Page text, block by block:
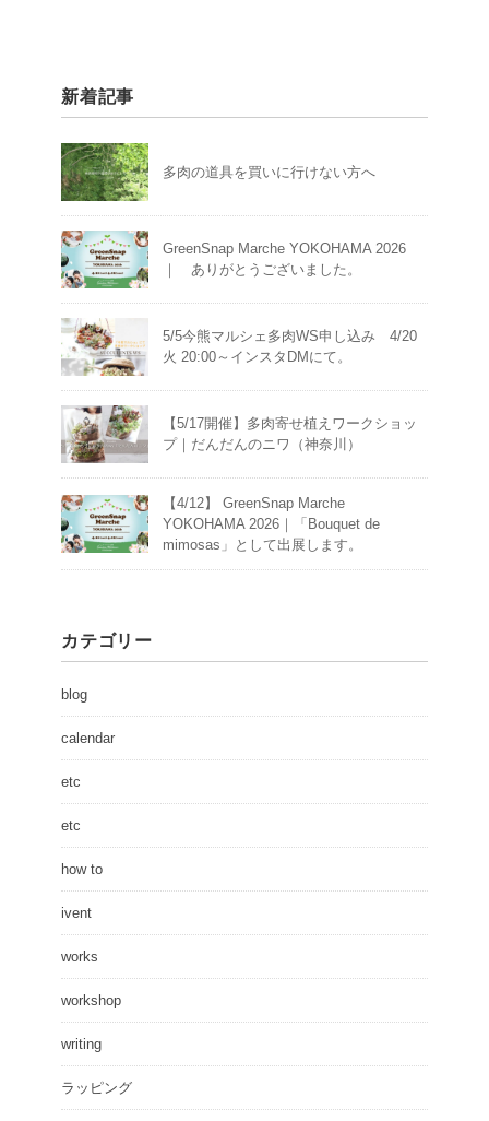
新着記事
多肉の道具を買いに行けない方へ
GreenSnap Marche YOKOHAMA 2026
｜ ありがとうございました。
5/5今熊マルシェ多肉WS申し込み 4/20
火 20:00～インスタDMにて。
【5/17開催】多肉寄せ植えワークショッ
プ｜だんだんのニワ（神奈川）
【4/12】 GreenSnap Marche
YOKOHAMA 2026｜「Bouquet de
mimosas」として出展します。
カテゴリー
blog
calendar
etc
etc
how to
ivent
works
workshop
writing
ラッピング